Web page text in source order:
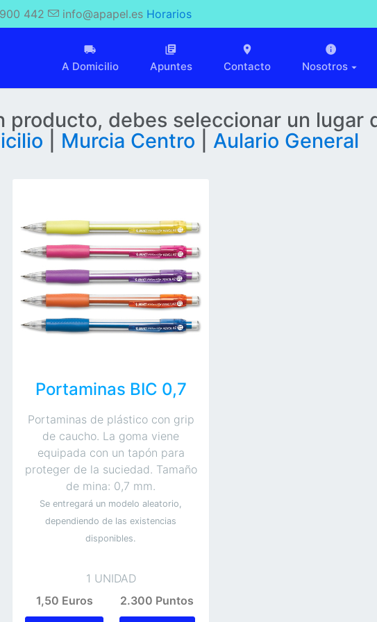
442 info@apapel.es Horarios
A Domicilio Apuntes Contacto Nosotros
producto, debes seleccionar un lugar
Murcia Centro Aulario General
Portaminas BIC 0,7
Portaminas de plástico con grip
de caucho. La goma viene
equipada con un tapón para
proteger de la suciedad. Tamaño
de mina: 0,7 mm.
Se entregará un modelo aleatorio,
dependiendo de las existencias
disponibles.
1 UNIDAD
1,50 Euros
2.300 Puntos